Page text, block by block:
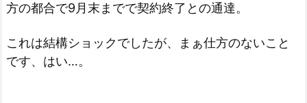
方の都合で9月末までで契約終了との通達。
これは結構ショックでしたが、まぁ仕方のないこと
です、はい…。